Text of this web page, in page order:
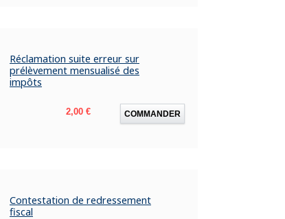
Réclamation suite erreur sur
prélèvement mensualisé des
impôts
Prix
2,00 € COMMANDER
Contestation de redressement
fiscal